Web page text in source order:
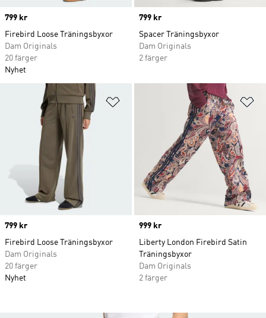
Price
799 kr
Firebird Loose Träningsbyxor
Dam Originals
20 färger
Nyhet
Price
799 kr
Spacer Träningsbyxor
Dam Originals
2 färger
Lägg till på önskelistan
Price
799 kr
Firebird Loose Träningsbyxor
Dam Originals
20 färger
Nyhet
Price
999 kr
Liberty London Firebird Satin
Träningsbyxor
Dam Originals
2 färger